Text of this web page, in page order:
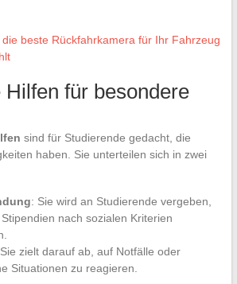
beste Rückfahrkamera für Ihr Fahrzeug
für besondere
sind für Studierende gedacht, die
haben. Sie unterteilen sich in zwei
: Sie wird an Studierende vergeben,
nach sozialen Kriterien
zielt darauf ab, auf Notfälle oder
Situationen zu reagieren.